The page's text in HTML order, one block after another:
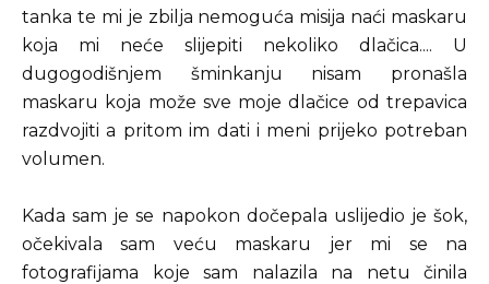
tanka te mi je zbilja nemoguća misija naći maskaru
koja mi neće slijepiti nekoliko dlačica.... U
dugogodišnjem šminkanju nisam pronašla
maskaru koja može sve moje dlačice od trepavica
razdvojiti a pritom im dati i meni prijeko potreban
volumen.
Kada sam je se napokon dočepala uslijedio je šok,
očekivala sam veću maskaru jer mi se na
fotografijama koje sam nalazila na netu činila